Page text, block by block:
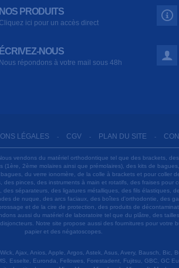
NOS PRODUITS
Cliquez ici pour un accès direct
ÉCRIVEZ-NOUS
Nous répondons à votre mail sous 48h
LÉGALES - CGV - PLAN DU SITE -
vendons du matériel orthodontique tel que des brackets,
2ème molaires ainsi que prémolaires), des kits de
du verre ionomère, de la colle à brackets et pour coller
pinces, des instruments à main et rotatifs, des fraises pour
séparateurs, des ligatures métalliques, des fils élastiques,
de nuque, des arcs faciaux, des boîtes d'orthodontie, des
et de la cire de protection, des produits de
aussi du matériel de laboratoire tel que du plâtre, des
Notre site propose aussi des fournitures pour votre
papier et des négatoscopes.
Ajax, Anios, Apple, Argos, Astek, Asus, Avery, Bausch, Bic,
Esselte, Euronda, Fellowes, Forestadent, Fujitsu, GBC, GC